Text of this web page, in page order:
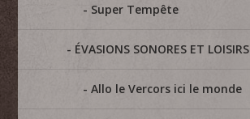
Super Tempête
ÉVASIONS SONORES ET LOISIRS
Allo le Vercors ici le monde